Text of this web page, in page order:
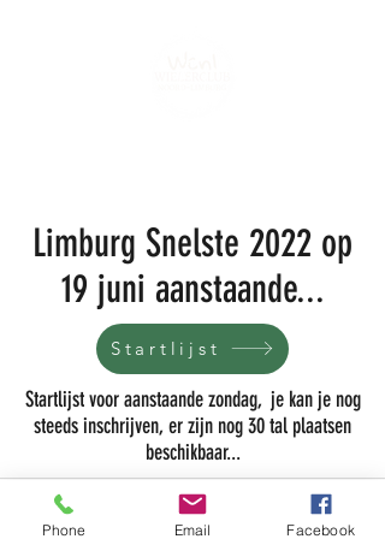
Limburg Snelste 2022 op
19 juni aanstaande...
Startlijst
Startlijst voor aanstaande zondag, je kan je nog
steeds inschrijven, er zijn nog 30 tal plaatsen
beschikbaar...
Phone Email Facebook